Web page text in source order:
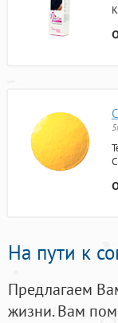
На пути к
Предлагаем
жизни. Вам